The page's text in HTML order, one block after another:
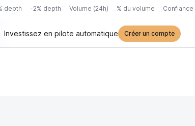
depth -2% depth Volume (24h) % du volume Confiance
Investissez en pilote automatique Créer un compte